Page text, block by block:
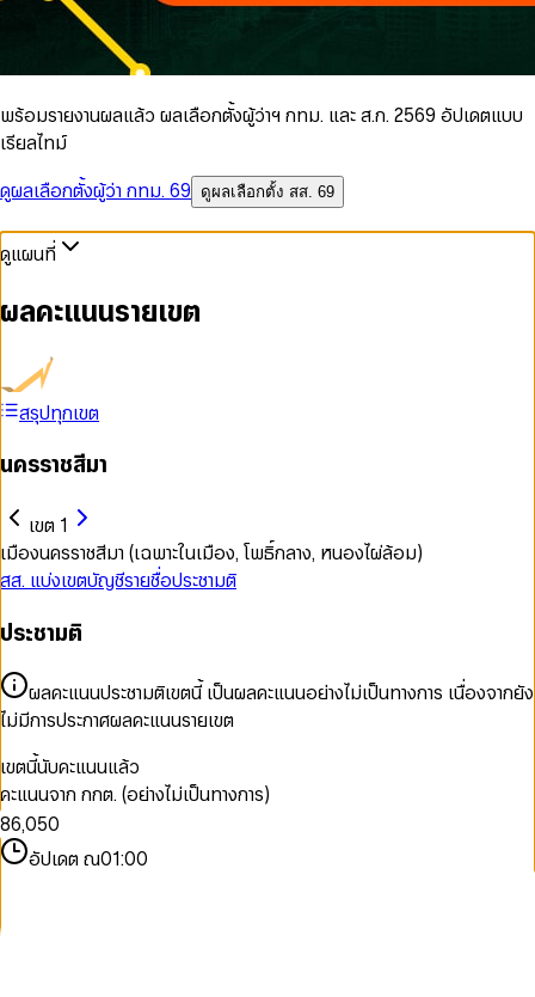
พร้อมรายงานผลแล้ว ผลเลือกตั้งผู้ว่าฯ กทม. และ ส.ก. 2569 อัปเดตแบบ
เรียลไทม์
ดูผลเลือกตั้งผู้ว่า กทม. 69
ดูผลเลือกตั้ง สส. 69
ดูแผนที่
ผลคะแนนรายเขต
สรุปทุกเขต
นครราชสีมา
เขต 1
เมืองนครราชสีมา (เฉพาะในเมือง, โพธิ์กลาง, หนองไผ่ล้อม)
สส. แบ่งเขตบัญชีรายชื่อประชามติ
ประชามติ
ผลคะแนนประชามติเขตนี้ เป็นผลคะแนนอย่างไม่เป็นทางการ เนื่องจากยัง
ไม่มีการประกาศผลคะแนนรายเขต
เขตนี้นับคะแนนแล้ว
คะแนนจาก กกต. (อย่างไม่เป็นทางการ)
0
1
2
3
4
5
6
7
8
9
0
1
2
3
4
5
6
7
8
,0
1
2
0
1
2
3
4
5
6
7
0
1
2
อัปเดต ณ01:00